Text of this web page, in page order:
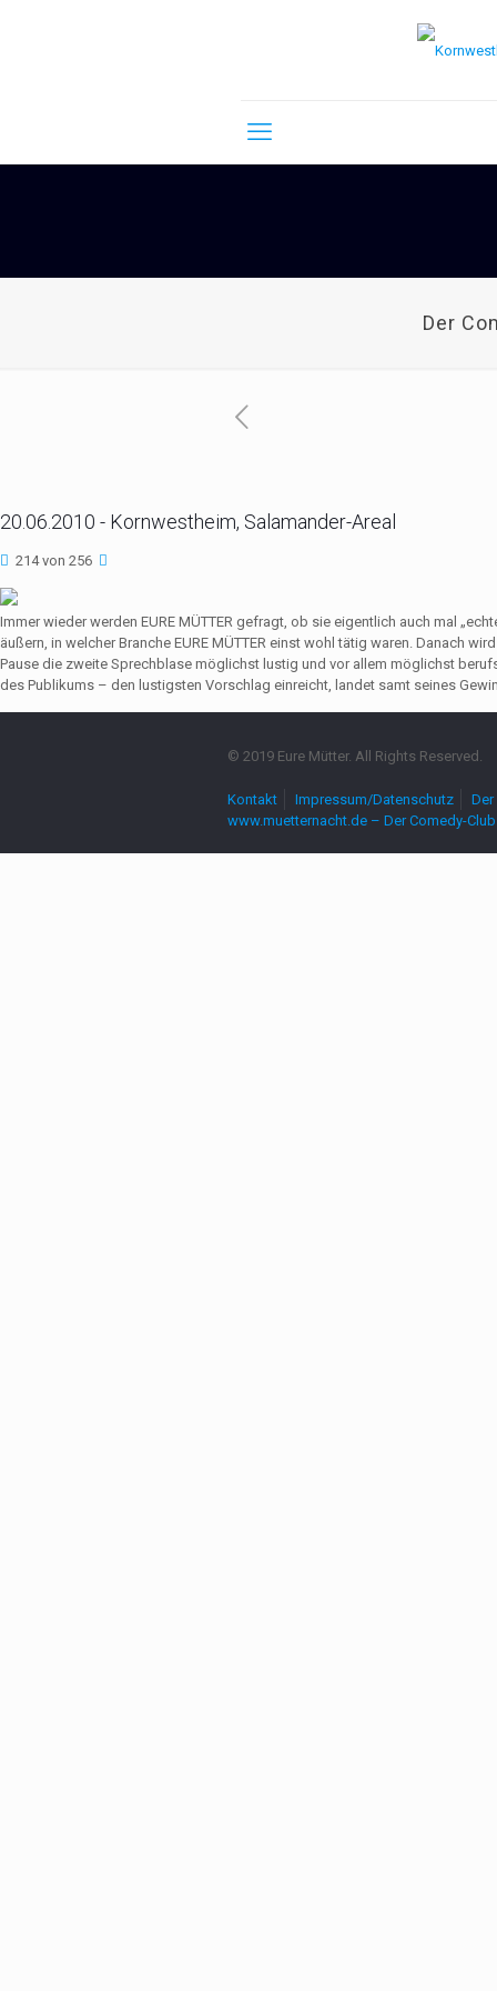
Der
20.06.2010 - Kornwestheim, Salamander-Areal
214 von 256
Immer wieder werden EURE MÜTTER gefragt, ob sie eigentlich auch mal
äußern, in welcher Branche EURE MÜTTER einst wohl tätig waren. Danach
Pause die zweite Sprechblase möglichst lustig und vor allem möglichst
des Publikums – den lustigsten Vorschlag einreicht, landet samt seines
© 2019 Eure Mütter. All Rights Reserved.
Kontakt Impressum/Datenschutz
www.muetternacht.de – Der Comedy-Club